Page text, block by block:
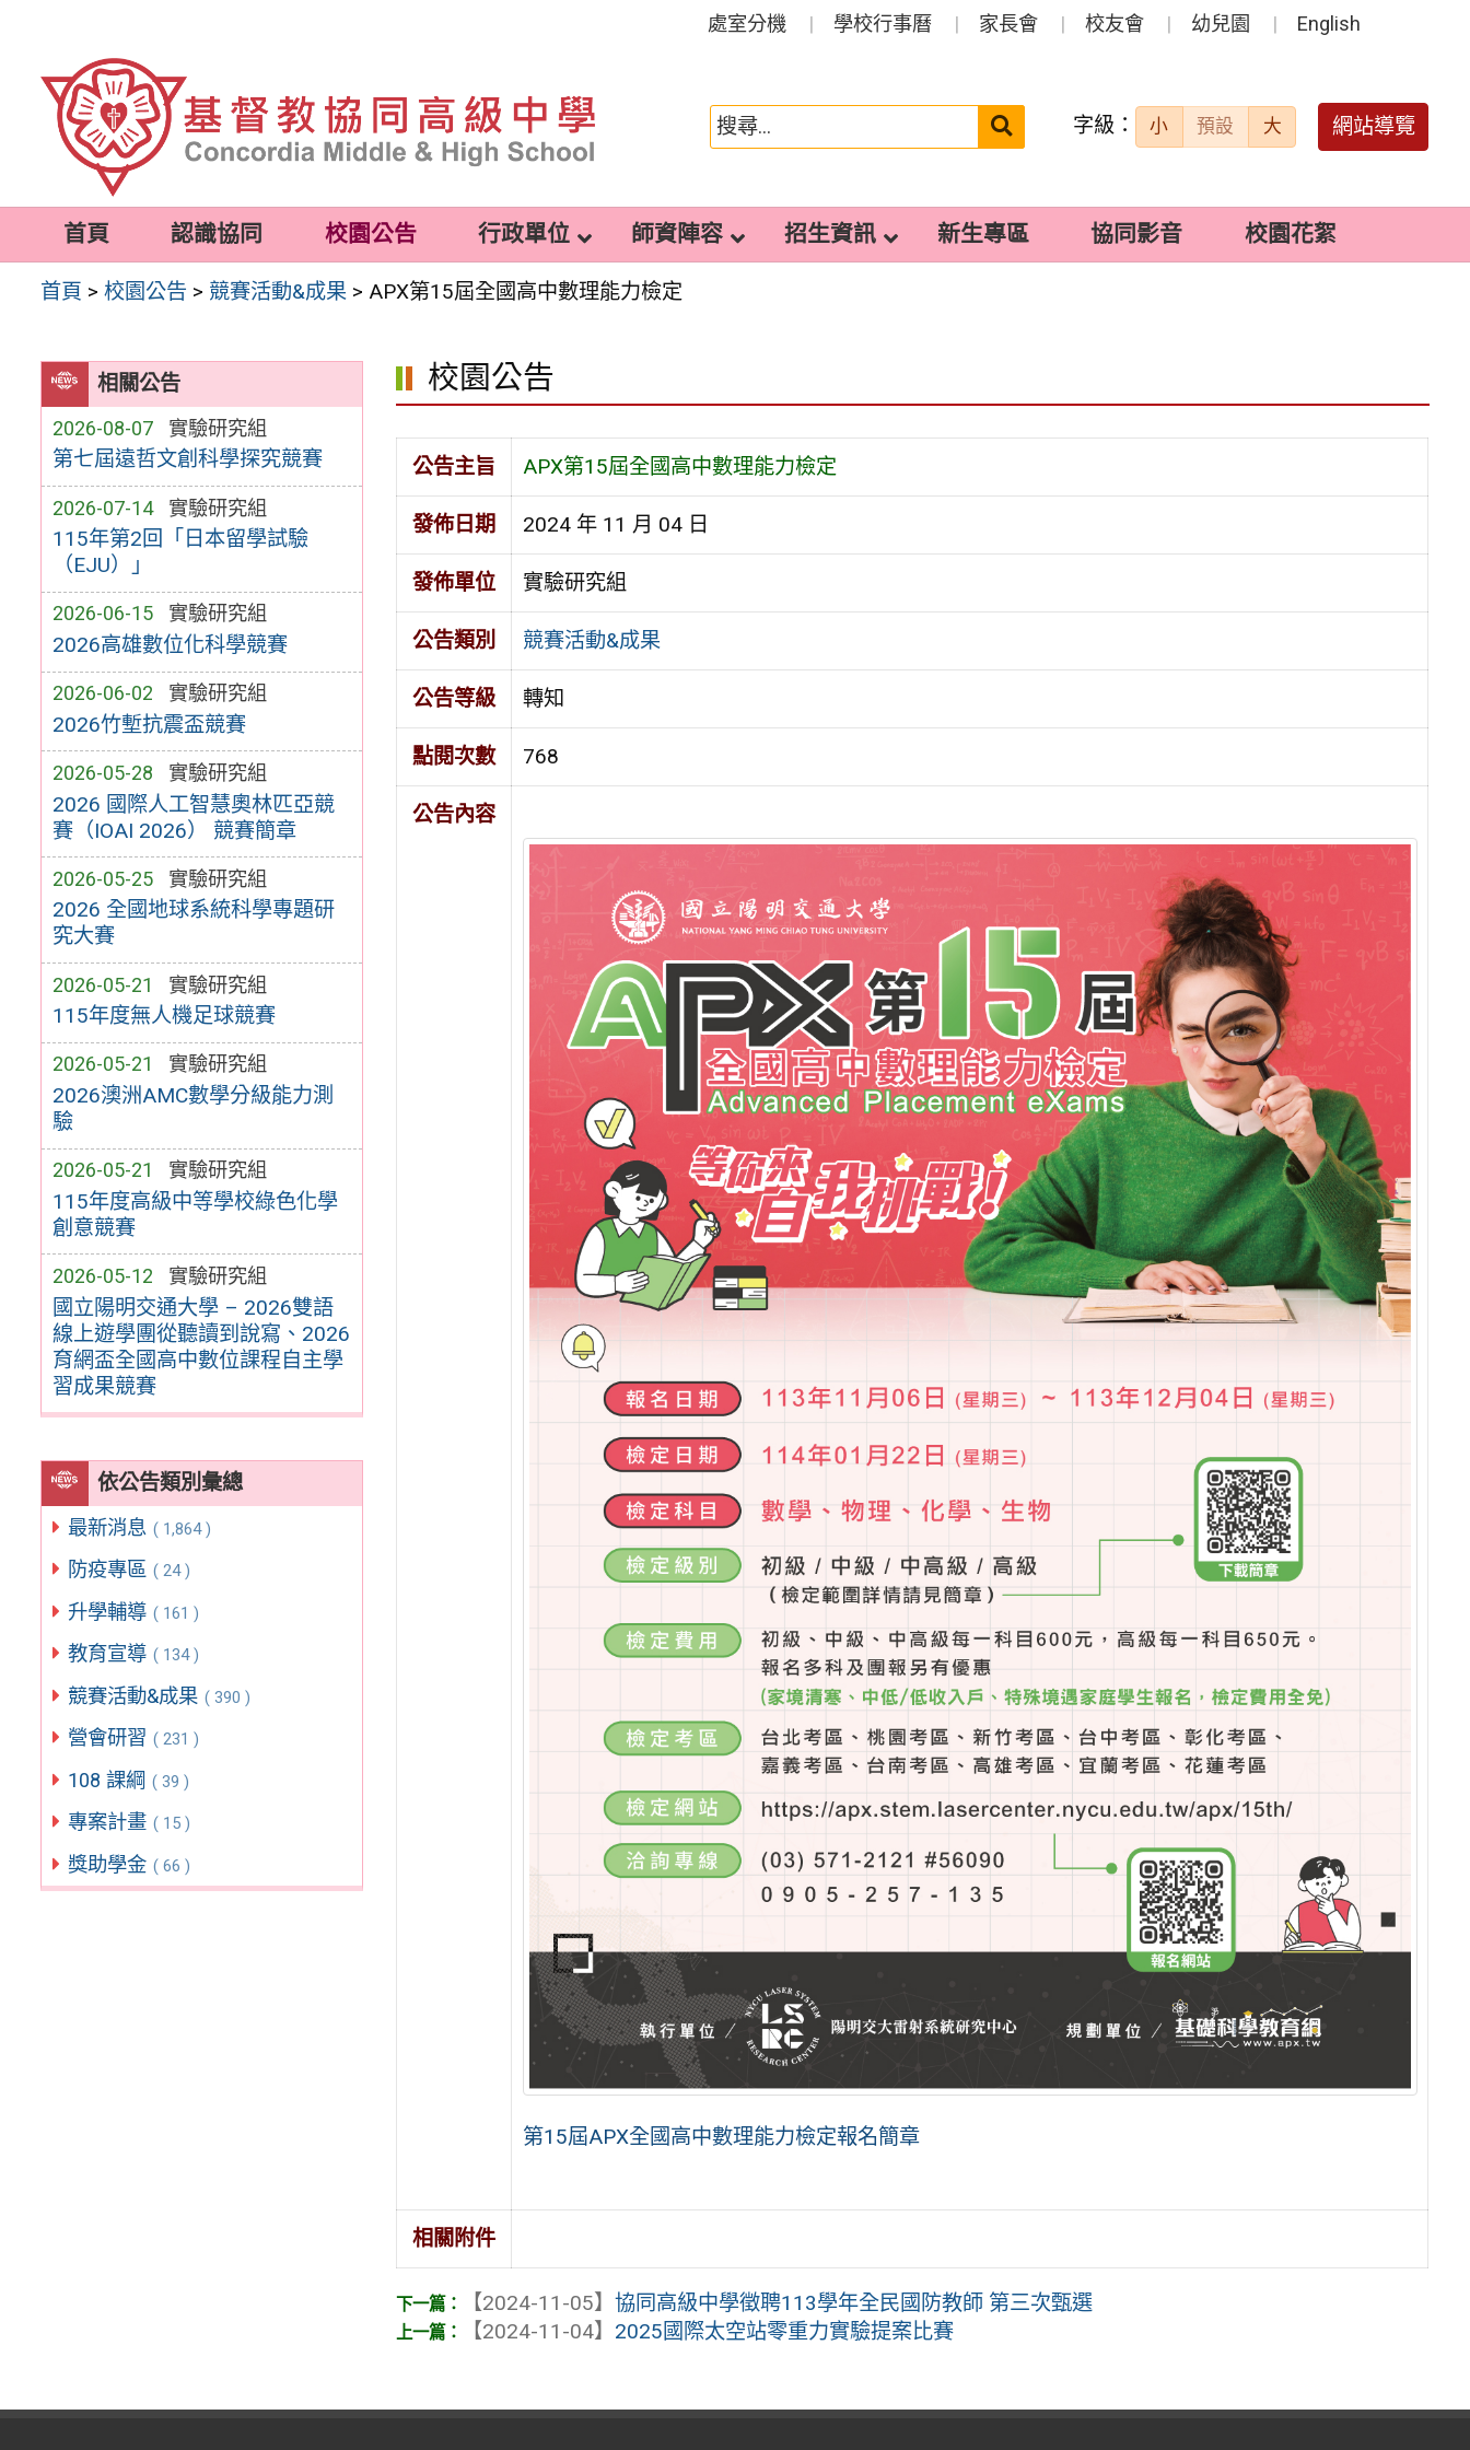
容
處室分機 學校行事曆 家長會 校友會 幼兒園 English
搜
送出 字級： 小 預設 大 網站導覽
首頁 認識協同 校園公告 行政單位 師資陣容 招生資訊 新生專區 協同影音 校園花絮
首頁 >校園公告 > 競賽活動&成果 > APX第15屆全國高中數理能力檢定
相關公告
2026-08-07 實驗研究組
第七屆遠哲文創科學探究競賽
2026-07-14 實驗研究組
115年第2回「日本留學試驗
（EJU）」
2026-06-15 實驗研究組
2026高雄數位化科學競賽
2026-06-02 實驗研究組
2026竹塹抗震盃競賽
2026-05-28 實驗研究組
2026 國際人工智慧奧林匹亞競
賽（IOAI 2026） 競賽簡章
2026-05-25 實驗研究組
2026 全國地球系統科學專題研
究大賽
2026-05-21 實驗研究組
115年度無人機足球競賽
2026-05-21 實驗研究組
2026澳洲AMC數學分級能力測
驗
2026-05-21 實驗研究組
115年度高級中等學校綠色化學
創意競賽
2026-05-12 實驗研究組
國立陽明交通大學 – 2026雙語
線上遊學團從聽讀到說寫、2026
育網盃全國高中數位課程自主學
習成果競賽
依公告類別彙總
最新消息 ( 1,864 )
防疫專區 ( 24 )
升學輔導 ( 161 )
教育宣導 ( 134 )
競賽活動&成果 ( 390 )
營會研習 ( 231 )
108 課綱 ( 39 )
專案計畫 ( 15 )
獎助學金 ( 66 )
校園公告
公告主旨 APX第15屆全國高中數理能力檢定
發佈日期 2024 年 11 月 04 日
發佈單位 實驗研究組
公告類別 競賽活動&成果
公告等級 轉知
點閱次數 768
公告內容
第15屆APX全國高中數理能力檢定報名簡章
相關附件
【2024-11-05】協同高級中學徵聘113學年全民國防教師 第三次甄選
【2024-11-04】 2025國際太空站零重力實驗提案比賽